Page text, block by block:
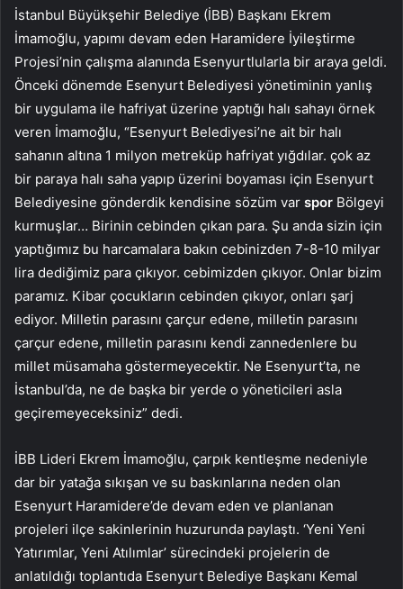
İstanbul Büyükşehir Belediye (İBB) Başkanı Ekrem
İmamoğlu, yapımı devam eden Haramidere İyileştirme
Projesi’nin çalışma alanında Esenyurtlularla bir araya geldi.
Önceki dönemde Esenyurt Belediyesi yönetiminin yanlış
bir uygulama ile hafriyat üzerine yaptığı halı sahayı örnek
veren İmamoğlu, “Esenyurt Belediyesi’ne ait bir halı
sahanın altına 1 milyon metreküp hafriyat yığdılar. çok az
bir paraya halı saha yapıp üzerini boyaması için Esenyurt
Belediyesine gönderdik kendisine sözüm var spor Bölgeyi
kurmuşlar… Birinin cebinden çıkan para. Şu anda sizin için
yaptığımız bu harcamalara bakın cebinizden 7-8-10 milyar
lira dediğimiz para çıkıyor. cebimizden çıkıyor. Onlar bizim
paramız. Kibar çocukların cebinden çıkıyor, onları şarj
ediyor. Milletin parasını çarçur edene, milletin parasını
çarçur edene, milletin parasını kendi zannedenlere bu
millet müsamaha göstermeyecektir. Ne Esenyurt’ta, ne
İstanbul’da, ne de başka bir yerde o yöneticileri asla
geçiremeyeceksiniz” dedi.
İBB Lideri Ekrem İmamoğlu, çarpık kentleşme nedeniyle
dar bir yatağa sıkışan ve su baskınlarına neden olan
Esenyurt Haramidere’de devam eden ve planlanan
projeleri ilçe sakinlerinin huzurunda paylaştı. ‘Yeni Yeni
Yatırımlar, Yeni Atılımlar’ sürecindeki projelerin de
anlatıldığı toplantıda Esenyurt Belediye Başkanı Kemal